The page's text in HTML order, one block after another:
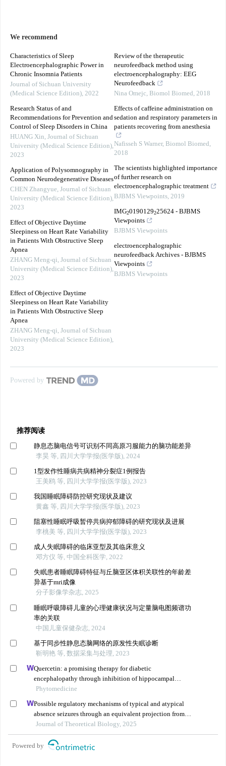
We recommend
Characteristics of Sleep
Electroencephalographic Power in
Chronic Insomnia Patients
Journal of Sichuan University
(Medical Science Edition), 2022
Research Status of and
Recommendations for Prevention and
Control of Sleep Disorders in China
HUANG Xin, Journal of Sichuan
University (Medical Science Edition),
2023
Application of Polysomnography in
Common Neurodegenerative Diseases
CHEN Zhangyue, Journal of Sichuan
University (Medical Science Edition),
2023
Effect of Objective Daytime
Sleepiness on Heart Rate Variability
in Patients With Obstructive Sleep
Apnea
ZHANG Meng-qi, Journal of Sichuan
University (Medical Science Edition),
2023
Effect of Objective Daytime
Sleepiness on Heart Rate Variability
in Patients With Obstructive Sleep
Apnea
ZHANG Meng-qi, Journal of Sichuan
University (Medical Science Edition),
2023
Review of the therapeutic
neurofeedback method using
electroencephalography: EEG
Neurofeedback
Nina Omejc, Biomol Biomed, 2018
Effects of caffeine administration on
sedation and respiratory parameters in
patients recovering from anesthesia
Nafisseh S Warner, Biomol Biomed,
2018
The scientists highlighted importance
of further research on
electroencephalographic treatment
BJBMS Viewpoints, 2019
IMG20190129225624 - BJBMS
Viewpoints
BJBMS Viewpoints
electroencephalographic
neurofeedback Archives - BJBMS
Viewpoints
BJBMS Viewpoints
Powered by
推荐阅读
静息态脑电信号可识别不同高原习服能力的脑功能差异
李昊 等, 四川大学学报(医学版), 2024
1型发作性睡病共病精神分裂症1例报告
王美鸥 等, 四川大学学报(医学版), 2023
我国睡眠障碍防控研究现状及建议
黄鑫 等, 四川大学学报(医学版), 2023
阻塞性睡眠呼吸暂停共病抑郁障碍的研究现状及进展
李桃美 等, 四川大学学报(医学版), 2023
成人失眠障碍的临床亚型及其临床意义
邓方仪 等, 中国全科医学, 2022
失眠患者睡眠障碍特征与丘脑亚区体积关联性的年龄差
异基于mri成像
分子影像学杂志, 2025
睡眠呼吸障碍儿童的心理健康状况与定量脑电图频谱功
率的关联
中国儿童保健杂志, 2024
基于同步性静息态脑网络的原发性失眠诊断
靳明艳 等, 数据采集与处理, 2023
Quercetin: a promising therapy for diabetic
encephalopathy through inhibition of hippocampal
ferroptosis
Phytomedicine
Possible regulatory mechanisms of typical and atypical
absence seizures through an equivalent projection from
the subthalamic nucleus to the cortex: evidence in a
computational model
Journal of Theoretical Biology, 2025
Powered by